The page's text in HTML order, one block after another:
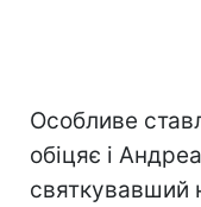
Особливе
обіцяє і
святкувавший